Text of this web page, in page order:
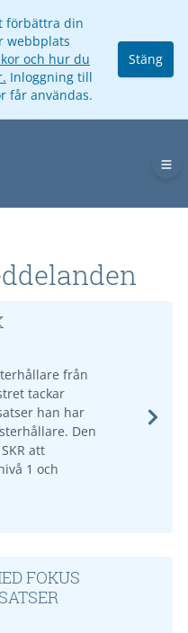
förbättra din
webbplats
och hur du
Inloggning till
får användas.
Stäng
från
tackar
han har
Den
att
1 och
FOKUS